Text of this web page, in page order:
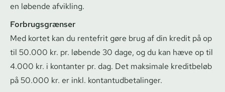
en løbende afvikling.
For­brugs­græn­ser
Med kortet kan du rentefrit gøre brug af din kredit på op
til 50.000 kr. pr. løbende 30 dage, og du kan hæve op til
4.000 kr. i kontanter pr. dag. Det maksimale kreditbeløb
på 50.000 kr. er inkl. kon­tan­tud­be­ta­lin­ger.